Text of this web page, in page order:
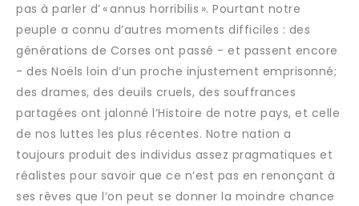
pas à parler d’ « annus horribilis ». Pourtant notre
peuple a connu d’autres moments difficiles : des
générations de Corses ont passé - et passent encore
- des Noëls loin d’un proche injustement emprisonné;
des drames, des deuils cruels, des souffrances
partagées ont jalonné l’Histoire de notre pays, et celle
de nos luttes les plus récentes. Notre nation a
toujours produit des individus assez pragmatiques et
réalistes pour savoir que ce n’est pas en renonçant à
ses rêves que l’on peut se donner la moindre chance